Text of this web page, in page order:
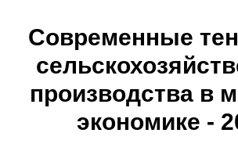
Современные
производства в
экономике -